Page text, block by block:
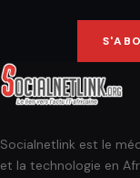
Socialnetlink est le
et la technologie en